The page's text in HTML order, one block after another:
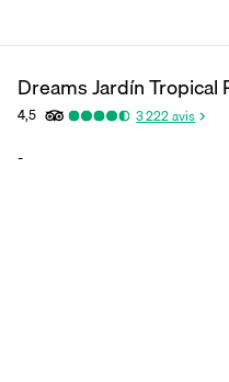
Dreams Jardín Tropical
4,5 3 222avis
-